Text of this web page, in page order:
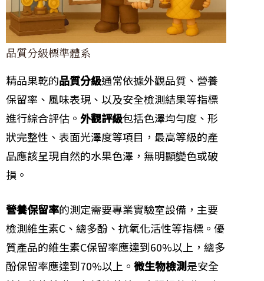
品質分級標準體系
精品果乾的品質分級通常依據外觀品質、營養
保留率、風味表現、以及安全檢測結果等指標
進行綜合評估。 外觀評級包括色澤均勻度、形
狀完整性、表面光澤度等項目，最高等級的產
品應該呈現自然的水果色澤，無明顯變色或破
損。
營養保留率的測定需要專業實驗室設備，主要
檢測維生素C、總多酚、抗氧化活性等指標。優
質產品的維生素C保留率應達到60%以上，總多
酚保留率應達到70%以上。 微生物檢測是安全